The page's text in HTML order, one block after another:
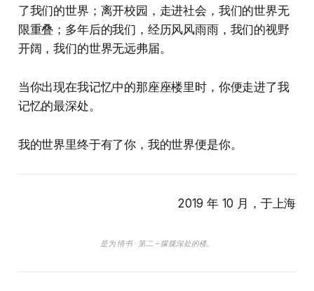
了我们的世界；离开校园，走进社会，我们的世界无
限重叠；多年后的我们，经历风风雨雨，我们的视野
开阔，我们的世界无远弗届。
当你出现在我记忆中的那座座楼里时，你便走进了我
记忆的最深处。
我的世界里终于有了你，我的世界便是你。
2019 年 10 月，于上海
是为 情书 · 第二 – 朦胧深处的楼。